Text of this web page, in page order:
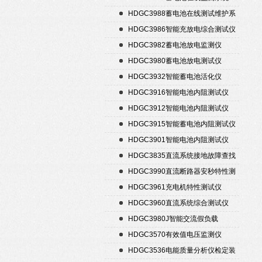
HDGC3988蓄电池在线测试维护系
统
HDGC3986智能充放电综合测试仪
HDGC3982蓄电池放电监测仪
HDGC3980蓄电池放电测试仪
HDGC3932智能蓄电池活化仪
HDGC3916智能电池内阻测试仪
HDGC3912智能电池内阻测试仪
HDGC3915智能蓄电池内阻测试仪
HDGC3901智能电池内阻测试仪
HDGC3835直流系统接地故障查找
仪
HDGC3990直流断路器安秒特性测
试仪
HDGC3961充电机特性测试仪
HDGC3960直流系统综合测试仪
HDGC3980J智能交流假负载
HDGC3570有效值电压监测仪
HDGC3536电能质量分析仪检定装